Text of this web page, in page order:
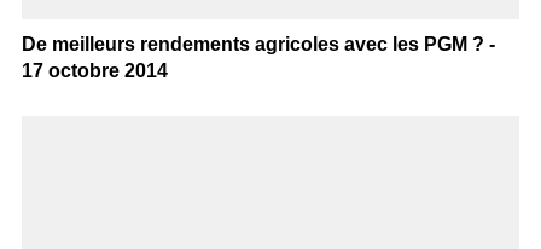
De meilleurs rendements agricoles avec les PGM ? -
17 octobre 2014